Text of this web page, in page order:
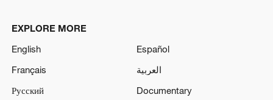
EXPLORE MORE
English
Español
Français
العربية
Русский
Documentary